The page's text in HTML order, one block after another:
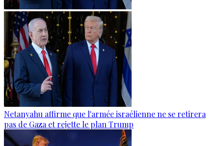
Netanyahu affirme que l'armée israélienne ne se retirera
pas de Gaza et rejette le plan Trump